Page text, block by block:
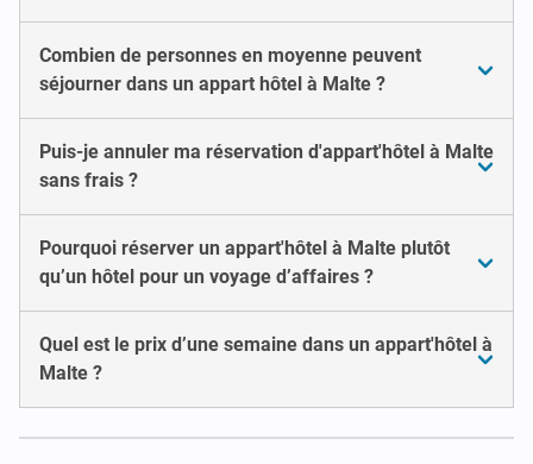
Combien de personnes en moyenne peuvent
séjourner dans un appart hôtel à Malte ?
Puis-je annuler ma réservation d'appart'hôtel à Malte
sans frais ?
Pourquoi réserver un appart'hôtel à Malte plutôt
qu’un hôtel pour un voyage d’affaires ?
Quel est le prix d’une semaine dans un appart'hôtel à
Malte ?